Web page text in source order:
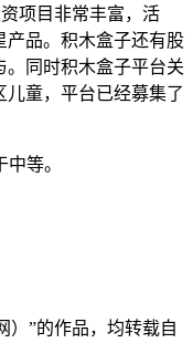
项目非常丰富，活
产品。积木盒子还有股
同时积木盒子平台关
童，平台已经募集了
等。
）”的作品，均转载自